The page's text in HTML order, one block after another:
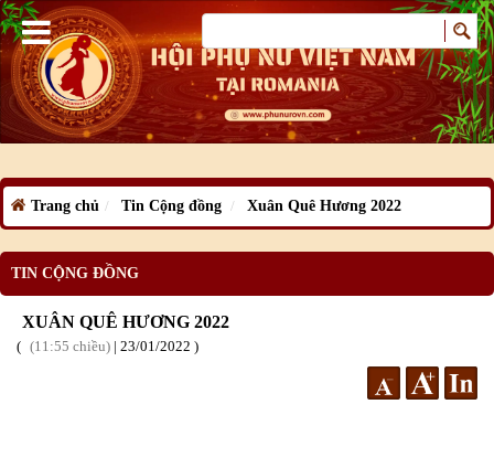
Trang chủ Tin Cộng đồng Xuân Quê Hương 2022
TIN CỘNG ĐỒNG
XUÂN QUÊ HƯƠNG 2022
11:55 chiều | 23/01 /2022